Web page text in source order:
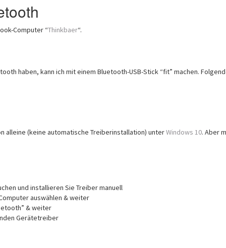
Computer “Thinkbaer“.
haben, kann ich mit einem Bluetooth-USB-Stick “fit” machen.
alleine (keine automatische Treiberinstallation) unterWindows 10. Aber
und installieren Sie Treiber manuell
auswählen & weiter
& weiter
Gerätetreiber